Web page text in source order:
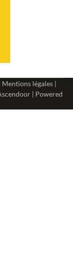
Mentions légales|
| Powered